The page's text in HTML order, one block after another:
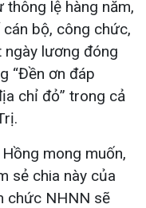
thông lệ hàng năm,
bộ, công chức,
lương đóng
“Đền ơn đáp
chỉ đỏ” trong cả
mong muốn,
sẻ chia này của
chức NHNN sẽ